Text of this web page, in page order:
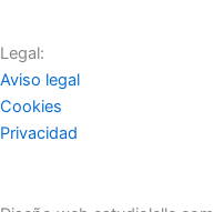
Legal:
Aviso legal
Cookies
Privacidad